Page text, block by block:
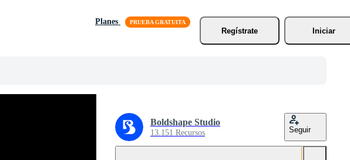
Planes
Regístrate
Iniciar
Boldshape Studio
13.151 Recursos Seguir